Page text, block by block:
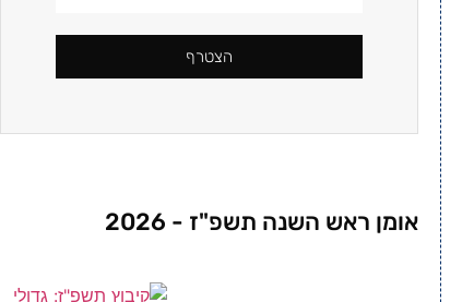
הצטרף
אומן ראש השנה תשפ"ז - 2026